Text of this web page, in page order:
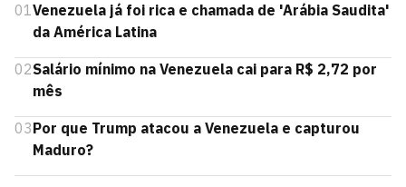
01Venezuela já foi rica e chamada de 'Arábia Saudita'
da América Latina
02Salário mínimo na Venezuela cai para R$ 2,72 por
mês
03Por que Trump atacou a Venezuela e capturou
Maduro?